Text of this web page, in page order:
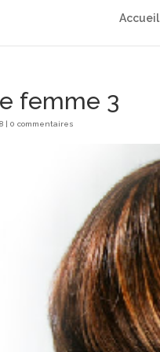
Accueil
femme 3
|0 commentaires